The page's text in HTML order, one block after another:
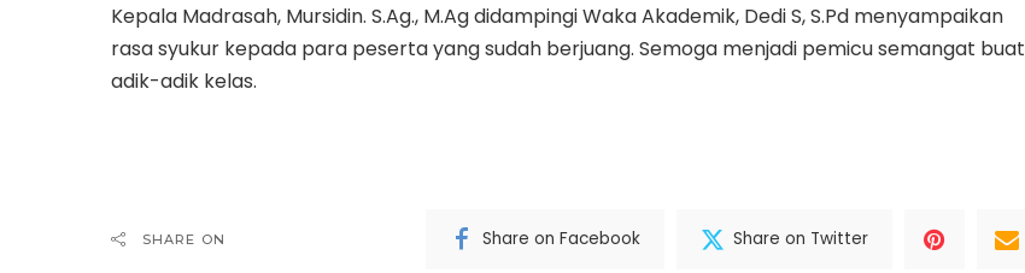
Kepala Madrasah, Mursidin. S.Ag., M.Ag didampingi Waka Akademik, Dedi S, S.Pd menyampaikan
rasa syukur kepada para peserta yang sudah berjuang. Semoga menjadi pemicu semangat buat
adik-adik kelas.
SHARE ON Share on Facebook Share on Twitter